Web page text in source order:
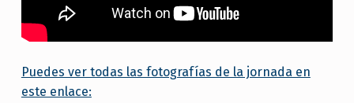
Puedes ver todas las fotografías de la jornada en
este enlace: